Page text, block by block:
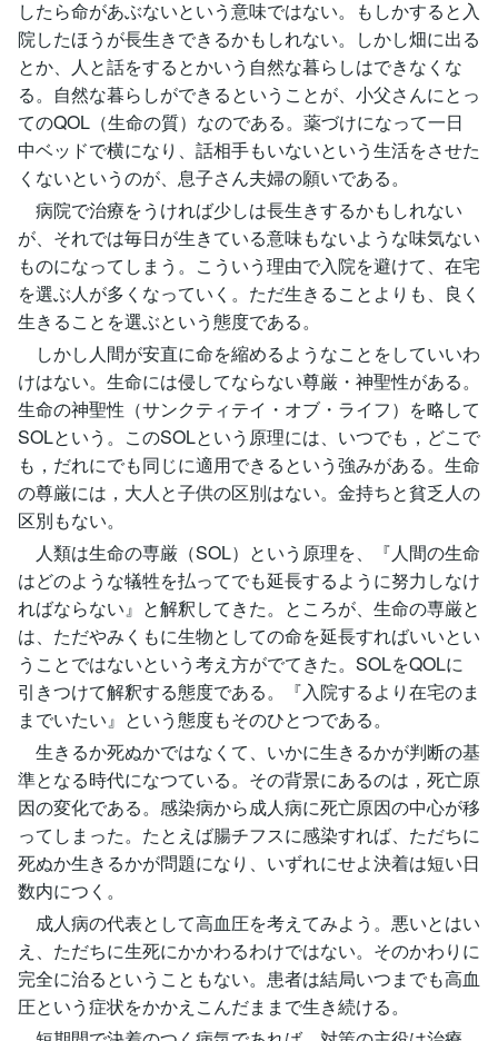
したら命があぶないという意味ではない。もしかすると入
院したほうが長生きできるかもしれない。しかし畑に出る
とか、人と話をするとかいう自然な暮らしはできなくな
る。自然な暮らしができるということが、小父さんにとっ
てのQOL（生命の質）なのである。薬づけになって一日
中ベッドで横になり、話相手もいないという生活をさせた
くないというのが、息子さん夫婦の願いである。
病院で治療をうければ少しは長生きするかもしれない
が、それでは毎日が生きている意味もないような味気ない
ものになってしまう。こういう理由で入院を避けて、在宅
を選ぶ人が多くなっていく。ただ生きることよりも、良く
生きることを選ぶという態度である。
しかし人間が安直に命を縮めるようなことをしていいわ
けはない。生命には侵してならない尊厳・神聖性がある。
生命の神聖性（サンクティテイ・オブ・ライフ）を略して
SOLという。このSOLという原理には、いつでも，どこで
も，だれにでも同じに適用できるという強みがある。生命
の尊厳には，大人と子供の区別はない。金持ちと貧乏人の
区別もない。
人類は生命の専厳（SOL）という原理を、『人間の生命
はどのような犠牲を払ってでも延長するように努力しなけ
ればならない』と解釈してきた。ところが、生命の専厳と
は、ただやみくもに生物としての命を延長すればいいとい
うことではないという考え方がでてきた。SOLをQOLに
引きつけて解釈する態度である。『入院するより在宅のま
までいたい』という態度もそのひとつである。
生きるか死ぬかではなくて、いかに生きるかが判断の基
準となる時代になつている。その背景にあるのは，死亡原
因の変化である。感染病から成人病に死亡原因の中心が移
ってしまった。たとえば腸チフスに感染すれば、ただちに
死ぬか生きるかが問題になり、いずれにせよ決着は短い日
数内につく。
成人病の代表として高血圧を考えてみよう。悪いとはい
え、ただちに生死にかかわるわけではない。そのかわりに
完全に治るということもない。患者は結局いつまでも高血
圧という症状をかかえこんだままで生き続ける。